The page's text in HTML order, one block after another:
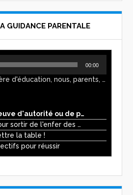
GUIDANCE PARENTALE
00:00
En matière d'éducation, nous, parents, avons l'impression de faire preuve d'autorité. Mais n'est-ce pas, parfois, plutôt un jeu de pouvoir ? Ce podcast vous permettra d'y voir plus clair !
1. Faites-vous preuve d'autorité ou de pouvoir avec vos enfants ?
2. Ma méthode pour sortir de l'enfer des écrans
la table !
pour réussir